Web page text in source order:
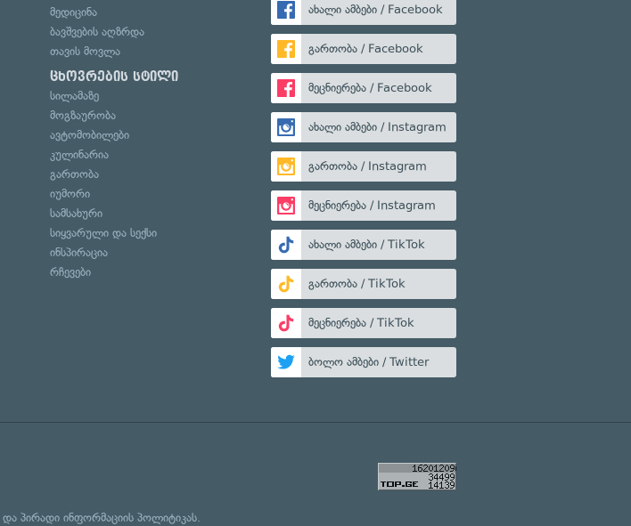
მედიცინა
ბავშვების აღზრდა
თავის მოვლა
ცხოვრების სტილი
სილამაზე
მოგზაურობა
ავტომობილები
კულინარია
გართობა
იუმორი
სამსახური
სიყვარული და სექსი
ინსპირაცია
რჩევები
ახალი ამბები / Facebook
გართობა / Facebook
მეცნიერება / Facebook
ახალი ამბები / Instagram
გართობა / Instagram
მეცნიერება / Instagram
ახალი ამბები / TikTok
გართობა / TikTok
მეცნიერება / TikTok
ბოლო ამბები / Twitter
და პირადი ინფორმაციის პოლიტიკას